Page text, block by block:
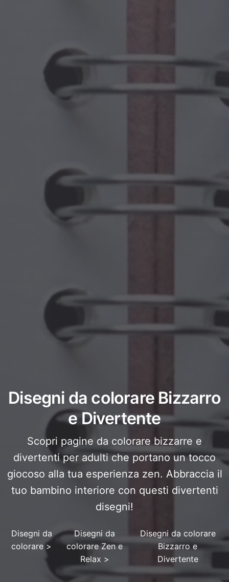
Disegni da colorare Bizzarro
e Divertente
Scopri pagine da colorare bizzarre e
divertenti per adulti che portano un tocco
giocoso alla tua esperienza zen. Abbraccia il
tuo bambino interiore con questi divertenti
disegni!
Disegni da
colorare>
Disegni da
colorare Zen e
Relax >
Disegni da colorare
Bizzarro e
Divertente